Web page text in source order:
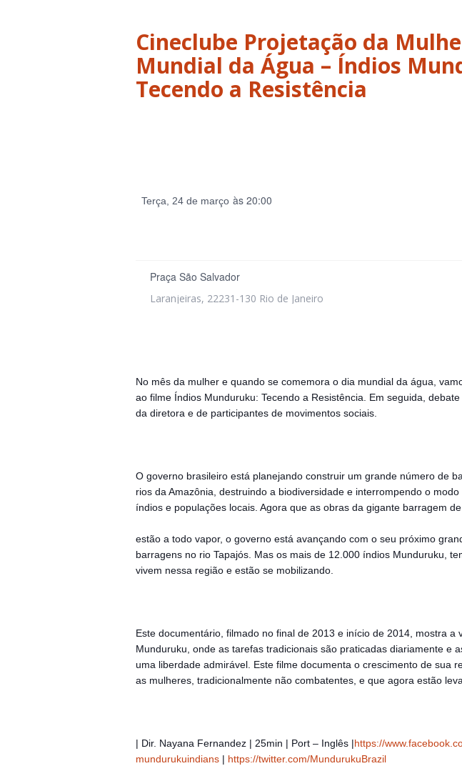
Cineclube Projetação da
Mundial da Água – Índios
Tecendo a Resistência
Terça, 24 de março às 20:00
Praça São Salvador
Laranjeiras, 22231-130 Rio de Janeiro
No mês da mulher e quando se comemora o dia mundial da água,
ao filme Índios Munduruku: Tecendo a Resistência. Em seguida,
da diretora e de participantes de movimentos sociais.
O governo brasileiro está planejando construir um grande número de
rios da Amazônia, destruindo a biodiversidade e interrompendo o
índios e populações locais. Agora que as obras da gigante barragem
estão a todo vapor, o governo está avançando com o seu próximo
barragens no rio Tapajós. Mas os mais de 12.000 índios Munduruku,
vivem nessa região e estão se mobilizando.
Este documentário, filmado no final de 2013 e início de 2014, mostra a
Munduruku, onde as tarefas tradicionais são praticadas diariamente e
uma liberdade admirável. Este filme documenta o crescimento de sua
as mulheres, tradicionalmente não combatentes, e que agora estão
| Dir. Nayana Fernandez | 25min | Port – Inglês |https://
mundurukuindians | https://twitter.com/MundurukuBrazil